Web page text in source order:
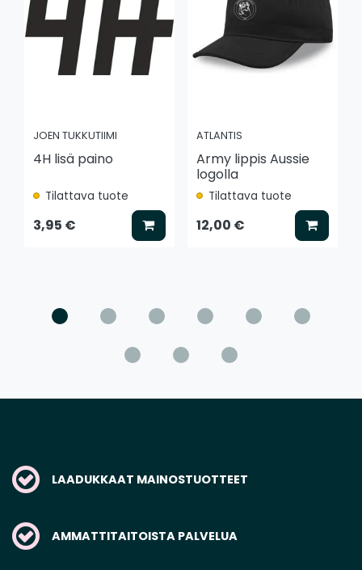
JOEN TUKKUTIIMI
4H lisä paino
Tilattava tuote
3,95 € Lisää koriin
ATLANTIS
Army lippis Aussie
logolla
Tilattava tuote
12,00 € Lisää
LAADUKKAAT MAINOSTUOTTEET
AMMATTITAITOISTA PALVELUA